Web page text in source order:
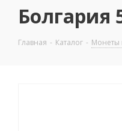
Болгария
Главная - Каталог - Монеты